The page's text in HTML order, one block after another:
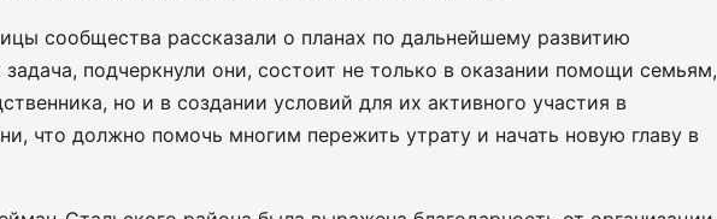
сообщества рассказали о планах по дальнейшему развитию
подчеркнули они, состоит не только в оказании помощи семьям,
но и в создании условий для их активного участия в
что должно помочь многим пережить утрату и начать новую главу в